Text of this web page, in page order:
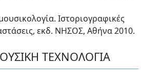
Ιστοριογραφικές
εκδ. ΝΗΣΟΣ, Αθήνα 2010.
ΤΕΧΝΟΛΟΓΙΑ